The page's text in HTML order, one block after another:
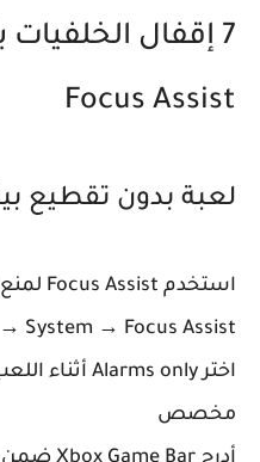
7 إقفال
Focus Assist
لعبة بدون تقطيع
استخدم Focus Assist لمنع الإشعارات أثناء اللعب
System → Focus Assist
مخصص